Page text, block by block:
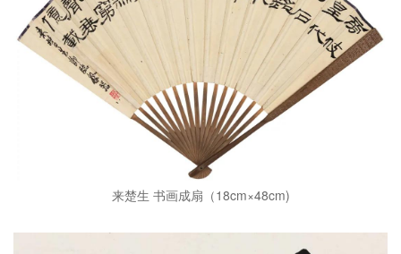
来楚生 书画成扇（18cm×48cm)